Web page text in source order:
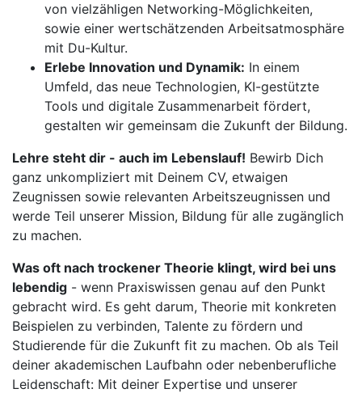
von vielzähligen Networking-Möglichkeiten,
sowie einer wertschätzenden Arbeitsatmosphäre
mit Du-Kultur.
Erlebe Innovation und Dynamik: In einem
Umfeld, das neue Technologien, KI-gestützte
Tools und digitale Zusammenarbeit fördert,
gestalten wir gemeinsam die Zukunft der Bildung.
Lehre steht dir - auch im Lebenslauf! Bewirb Dich
ganz unkompliziert mit Deinem CV, etwaigen
Zeugnissen sowie relevanten Arbeitszeugnissen und
werde Teil unserer Mission, Bildung für alle zugänglich
zu machen.
Was oft nach trockener Theorie klingt, wird bei uns
lebendig - wenn Praxiswissen genau auf den Punkt
gebracht wird. Es geht darum, Theorie mit konkreten
Beispielen zu verbinden, Talente zu fördern und
Studierende für die Zukunft fit zu machen. Ob als Teil
deiner akademischen Laufbahn oder nebenberufliche
Leidenschaft: Mit deiner Expertise und unserer